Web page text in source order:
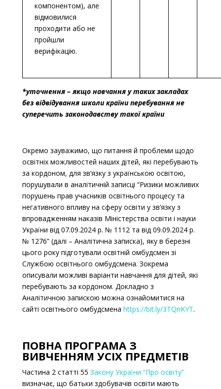
компонентом), але
відмовилися
проходити або не
пройшли
верифікацію.
*уточнення – якщо навчання у таких закладах
без відвідування школи країни перебування не
суперечить законодавству такої країни
Окремо зауважимо, що питання й проблеми щодо
освітніх можливостей наших дітей, які перебувають
за кордоном, для зв’язку з українською освітою,
порушували в аналітичній записці “Ризики можливих
порушень прав учасників освітнього процесу та
негативного впливу на сферу освіти у зв’язку з
впровадженням наказів Міністерства освіти і науки
України від 07.09.2024 р. № 1112 та від 09.09.2024 р.
№ 1276” (далі – Аналітична записка), яку в березні
цього року підготували освітній омбудсмен зі
Службою освітнього омбудсмена. Зокрема
описували можливі варіанти навчання для дітей, які
перебувають за кордоном. Докладно з
Аналітичною запискою можна ознайомитися на
сайті освітнього омбудсмена https://bit.ly/3TQnKYT.
ПОВНА ПРОГРАМА З
ВИВЧЕННЯМ УСІХ ПРЕДМЕТІВ
Частина 2 статті 55 Закону України “Про освіту”
визначає, що батьки здобувачів освіти мають